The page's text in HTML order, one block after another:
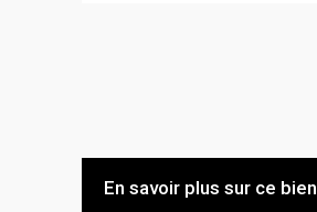
En savoir plus sur ce bien